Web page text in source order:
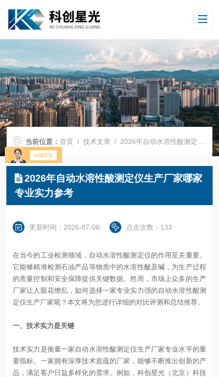
当前位置：首页 /技术文章 / 2026年自动水溶性酸测定仪生产厂家哪家专业实力参考
2026年自动水溶性酸测定仪生产厂家哪家
专业实力参考
更新时间：2026-07-08 点击次数：133
在当今的工业检测领域，自动水溶性酸测定仪的作用至关重要。
它能够精准检测石油产品等物质中的水溶性酸及碱，为生产过程
的质量控制和安全保障提供关键数据。然而，市场上众多的生产
厂家让人眼花缭乱，如何选择一家专业实力强的自动水溶性酸测
定仪生产厂家呢？本文将为您进行详细的对比评测和总结推荐。
一、技术实力是关键
技术实力是衡量一家自动水溶性酸测定仪生产厂家专业水平的重
要指标。一家拥有深厚技术底蕴的厂家，能够不断推出创新的产
品，满足客户日益多样化的需求。例如，科创星光（北京）科技